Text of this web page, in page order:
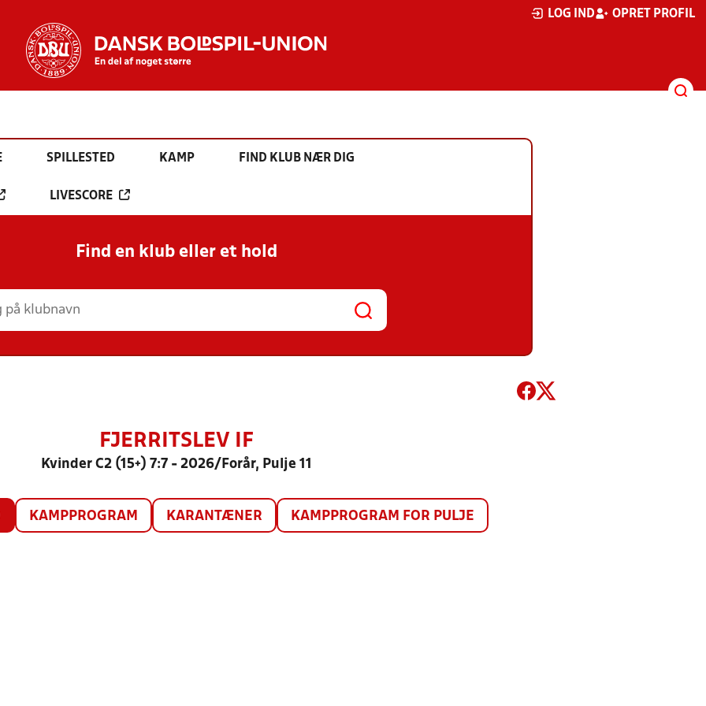
LOG IND OPRET PROFIL
SPILLESTED KAMP FIND KLUB NÆR DIG
LIVESCORE
Find en klub eller et hold
FJERRITSLEV IF
Kvinder C2 (15+) 7:7 - 2026/Forår, Pulje 11
KAMPPROGRAM KARANTÆNER KAMPPROGRAM FOR PULJE